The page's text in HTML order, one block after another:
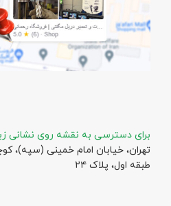
برای دسترسی به نقشه روی نشانی
تهران، خیابان امام خمینی (سپه)،
طبقه اول، پلاک ۲۴